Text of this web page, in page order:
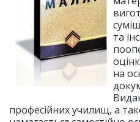
та
на
професійних училищ, а